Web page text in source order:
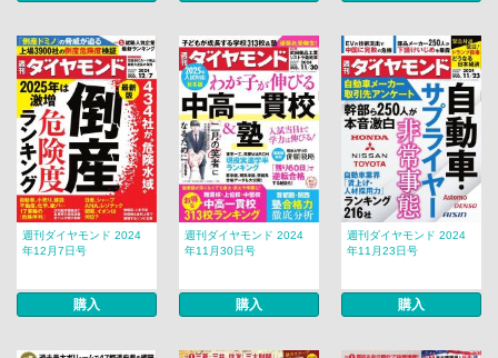
週刊ダイヤモンド 2024
年12月7日号
購入
週刊ダイヤモンド 2024
年11月30日号
購入
週刊ダイヤモンド 2024
年11月23日号
購入